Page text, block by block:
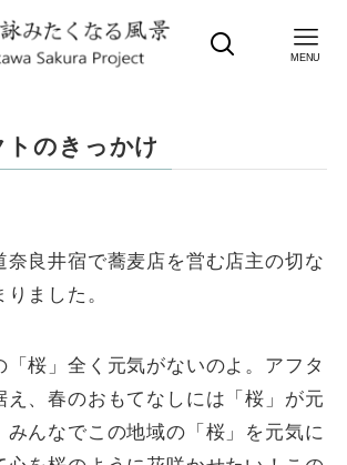
MENU
のきっかけ
奈良井宿で蕎麦店を営む店主の切な
ました。
「桜」全く元気がないのよ。アフタ
え、春のおもてなしには「桜」が元
みんなでこの地域の「桜」を元気に